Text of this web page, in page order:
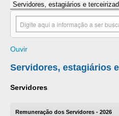
Servidores, estagiários e
Ouvir
Servidores, estagiários
Servidores
Remuneração dos Servidores - 2026